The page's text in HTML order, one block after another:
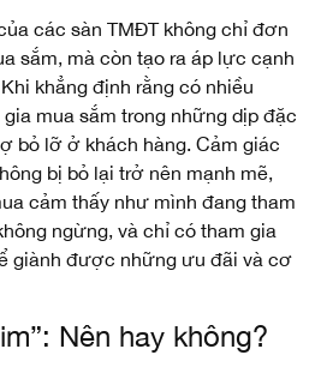
các sàn TMĐT không chỉ đơn
sắm, mà còn tạo ra áp lực cạnh
khẳng định rằng có nhiều
mua sắm trong những dịp đặc
bỏ lỡ ở khách hàng. Cảm giác
bị bỏ lại trở nên mạnh mẽ,
cảm thấy như mình đang tham
ngừng, và chỉ có tham gia
giành được những ưu đãi và cơ
Nên hay không?